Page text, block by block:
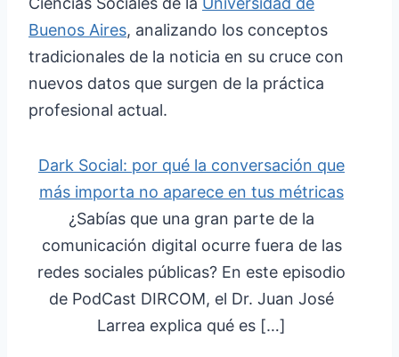
Buenos Aires, analizando los conceptos
tradicionales de la noticia en su cruce con
nuevos datos que surgen de la práctica
profesional actual.
Dark Social: por qué la conversación que
más importa no aparece en tus métricas
¿Sabías que una gran parte de la
comunicación digital ocurre fuera de las
redes sociales públicas? En este episodio
de PodCast DIRCOM, el Dr. Juan José
Larrea explica qué es […]